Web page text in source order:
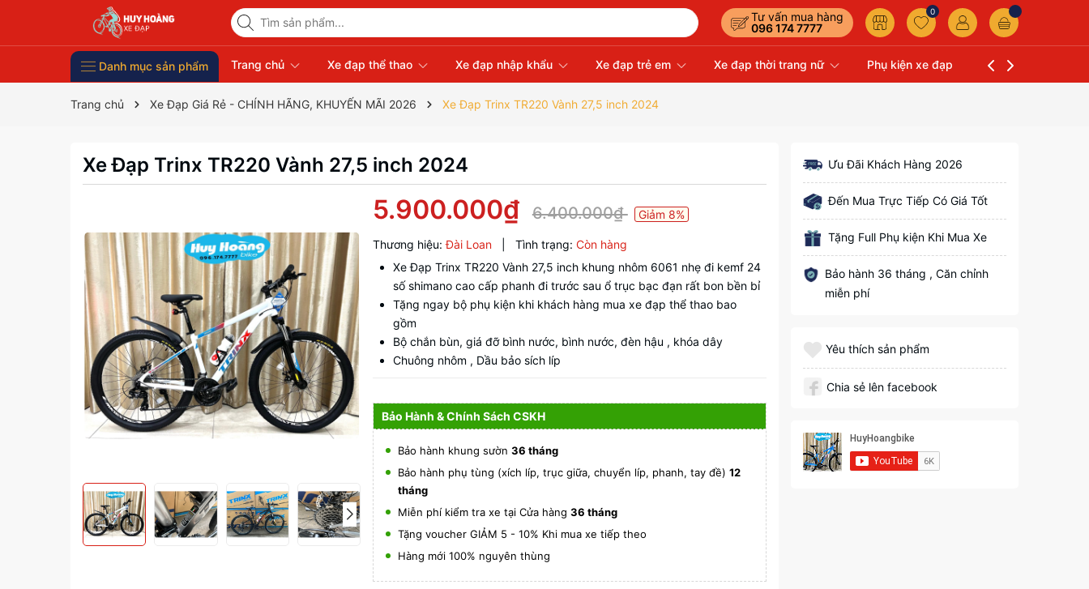
Tư vấn mua hàng
096 174 7777
0
Danh mục sản phẩm Trang chủ Xe đạp thể thao Xe đạp nhập khẩu Xe đạp trẻ em Xe đạp thời trang nữ Phụ kiện xe đạp Liên hệ
Trang chủ Xe Đạp Giá Rẻ - CHÍNH HÃNG, KHUYẾN MÃI 2026 Xe Đạp Trinx TR220 Vành 27,5 inch 2024
Xe Đạp Trinx TR220 Vành 27,5 inch 2024
5.900.000₫ 6.400.000₫ Giảm 8%
Thương hiệu: Đài Loan Tình trạng: Còn hàng
Xe Đạp Trinx TR220 Vành 27,5 inch khung nhôm 6061 nhẹ đi kemf 24
số shimano cao cấp phanh đi trước sau ổ trục bạc đạn rất bon bền bỉ
Tặng ngay bộ phụ kiện khi khách hàng mua xe đạp thể thao bao
gồm
Bộ chắn bùn, giá đỡ bình nước, bình nước, đèn hậu , khóa dây
Chuông nhôm , Dầu bảo sích líp
Bảo Hành & Chính Sách CSKH
Bảo hành khung sườn 36 tháng
Bảo hành phụ tùng (xích líp, trục giữa, chuyển líp, phanh, tay đề) 12
tháng
Miễn phí kiểm tra xe tại Cửa hàng 36 tháng
Tặng voucher GIẢM 5 - 10% Khi mua xe tiếp theo
Hàng mới 100% nguyên thùng
Ưu Đãi Khách Hàng 2026
Đến Mua Trực Tiếp Có Giá Tốt
Tặng Full Phụ kiện Khi Mua Xe
Bảo hành 36 tháng , Căn chỉnh
miễn phí
Yêu thích sản phẩm
Chia sẻ lên facebook